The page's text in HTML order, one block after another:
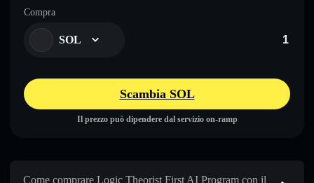
Compra
SOL
Scambia SOL
Il prezzo può dipendere dal servizio on-ramp
Come comprare Logic Theorist First AI Program con il